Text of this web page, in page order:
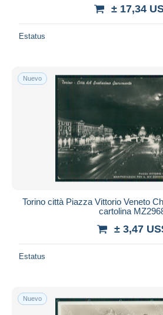
± 17,34
Estatus
Nuevo
Torino città Piazza Vittorio Veneto
cartolina
± 3,47
Estatus
Nuevo